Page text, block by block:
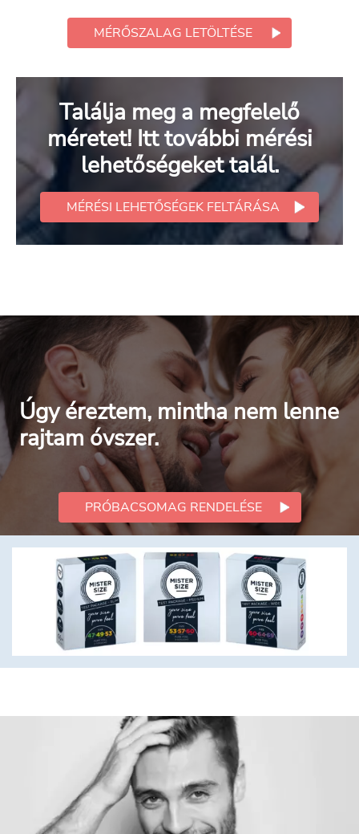
MÉRŐSZALAG LETÖLTÉSE
Találja meg a megfelelő
méretet! Itt további mérési
lehetőségeket talál.
MÉRÉSI LEHETŐSÉGEK FELTÁRÁSA
Úgy éreztem, mintha nem lenne
rajtam óvszer.
PRÓBACSOMAG RENDELÉSE